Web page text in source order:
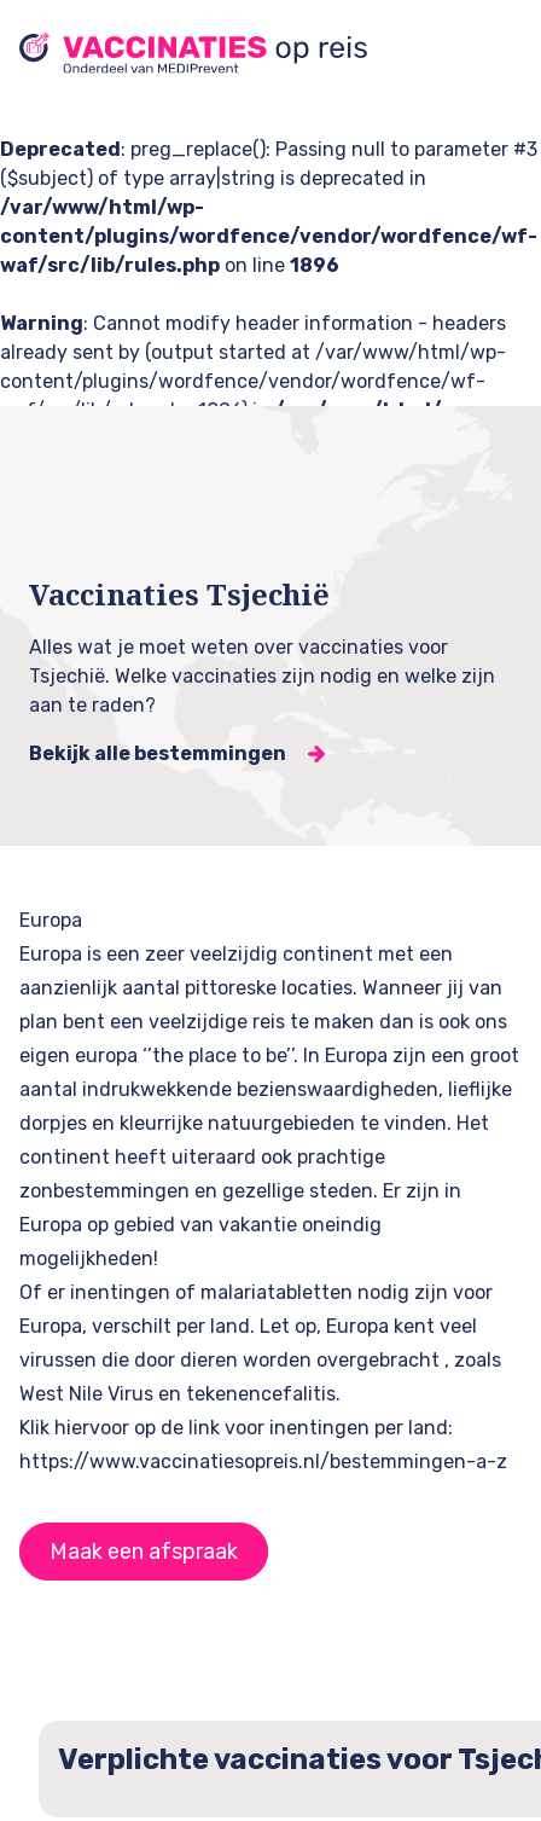
Deprecated: preg_replace(): Passing null to parameter #3
($subject) of type array|string is deprecated in
/var/www/html/wp-
content/plugins/wordfence/vendor/wordfence/wf-
waf/src/lib/rules.php on line 1896
Warning: Cannot modify header information - headers
already sent by (output started at /var/www/html/wp-
content/plugins/wordfence/vendor/wordfence/wf-
waf/src/lib/rules.php:1896) in
/var/www/html/wp-
Vaccinaties Tsjechië
Alles wat je moet weten over vaccinaties voor
Tsjechië. Welke vaccinaties zijn nodig en welke zijn
aan te raden?
Bekijk alle bestemmingen
Europa
Europa is een zeer veelzijdig continent met een
aanzienlijk aantal pittoreske locaties. Wanneer jij van
plan bent een veelzijdige reis te maken dan is ook ons
eigen europa ‘’the place to be’’. In Europa zijn een groot
aantal indrukwekkende bezienswaardigheden, lieflijke
dorpjes en kleurrijke natuurgebieden te vinden. Het
continent heeft uiteraard ook prachtige
zonbestemmingen en gezellige steden. Er zijn in
Europa op gebied van vakantie oneindig
mogelijkheden!
Of er inentingen of malariatabletten nodig zijn voor
Europa, verschilt per land. Let op, Europa kent veel
virussen die door dieren worden overgebracht , zoals
West Nile Virus en tekenencefalitis.
Klik hiervoor op de link voor inentingen per land:
https://www.vaccinatiesopreis.nl/bestemmingen-a-z
Maak een afspraak
Verplichte vaccinaties voor